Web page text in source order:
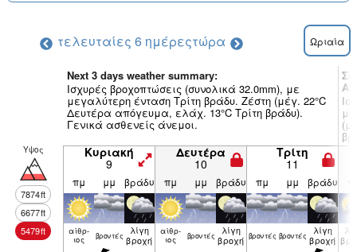
τελευταίες 6 ημέρεςτώρα Ωριαία
Next 3 days weather summary:
Ισχυρές βροχοπτώσεις (συνολικά 32.0mm), με
μεγαλύτερη ένταση Τρίτη βράδυ. Ζέστη (μέγ. 22°C
Δευτέρα απόγευμα, ελάχ. 13°C Τρίτη βράδυ).
Γενικά ασθενείς άνεμοι.
Υψος
7874ft
6677ft
5479ft
Κυριακή
9
Δευτέρα
10
Τρίτη
11
πμ μμ βράδυ πμ μμ βράδυ πμ μμ βράδυ
αίθρ­
ιος βρον­τές λίγη
βροχή
αίθρ­
ιος βρον­τές λίγη
βροχή βρον­τές βρον­τές λίγη
βροχή